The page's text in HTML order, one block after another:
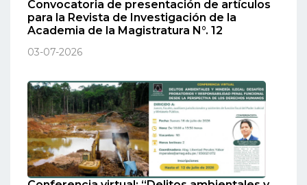
Convocatoria de presentación de artículos
para la Revista de Investigación de la
Academia de la Magistratura N°. 12
03-07-2026